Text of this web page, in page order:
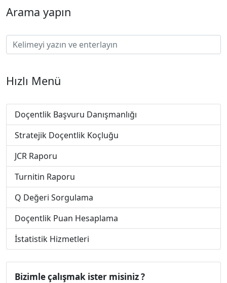
Arama yapın
Hızlı Menü
Doçentlik Başvuru Danışmanlığı
Stratejik Doçentlik Koçluğu
JCR Raporu
Turnitin Raporu
Q Değeri Sorgulama
Doçentlik Puan Hesaplama
İstatistik Hizmetleri
Bizimle çalışmak ister misiniz ?